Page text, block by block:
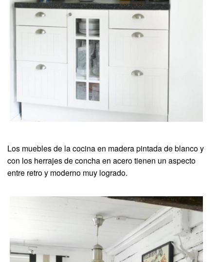
Los muebles de la cocina en madera pintada de blanco y
con los herrajes de concha en acero tienen un aspecto
entre retro y moderno muy logrado.